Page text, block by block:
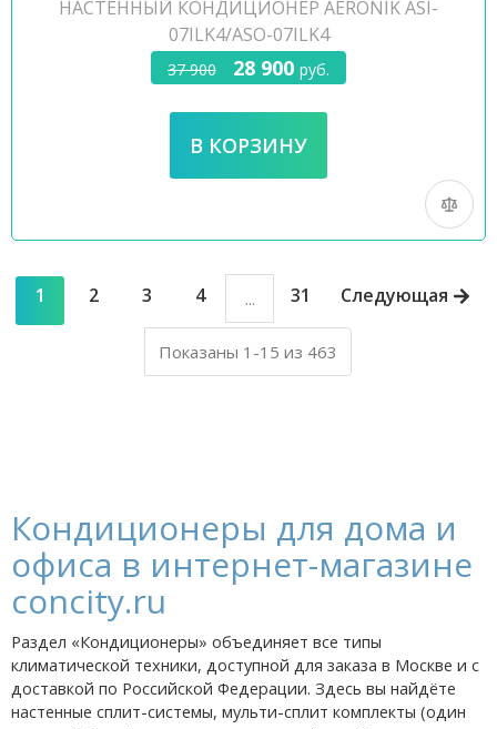
НАСТЕННЫЙ КОНДИЦИОНЕР AERONIK ASI-
07ILK4/ASO-07ILK4
37 900 28 900 руб.
1 2 3 4 ... 31 Следующая
Показаны 1-15 из 463
Кондиционеры для дома и
офиса в интернет-магазине
concity.ru
Раздел «Кондиционеры» объединяет все типы
климатической техники, доступной для заказа в Москве и с
доставкой по Российской Федерации. Здесь вы найдёте
настенные сплит-системы, мульти-сплит комплекты (один